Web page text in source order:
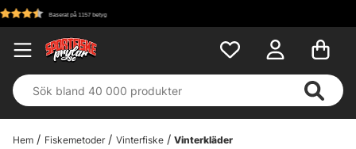
Hem Fiskemetoder Vinterfiske Vinterkläder